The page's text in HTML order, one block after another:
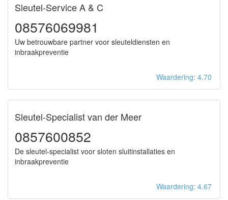
Sleutel-Service A & C
08576069981
Uw betrouwbare partner voor sleuteldiensten en
inbraakpreventie
Waardering: 4.70
Sleutel-Specialist van der Meer
0857600852
De sleutel-specialist voor sloten sluitinstallaties en
inbraakpreventie
Waardering: 4.67